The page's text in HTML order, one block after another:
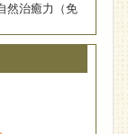
然治癒力（免